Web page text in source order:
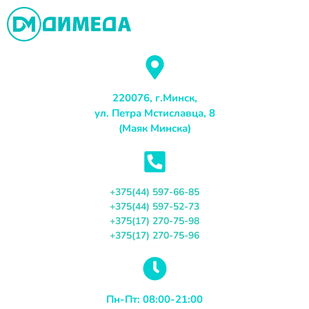
Перейти
содержимому
220076, г.Минск,
ул. Петра Мстиславца, 8
(Маяк Минска)
+375(44) 597-66-85
+375(44) 597-52-73
+375(17) 270-75-98
+375(17) 270-75-96
Пн-Пт: 08:00-21:00